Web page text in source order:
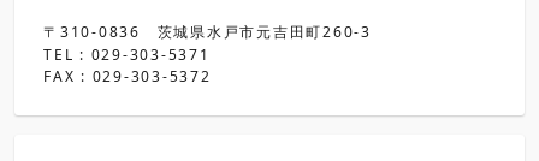
〒310-0836 茨城県水戸市元吉田町260-3
TEL : 029-303-5371
FAX : 029-303-5372